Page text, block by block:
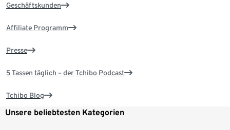
Geschäftskunden
Affiliate Programm
Presse
5 Tassen täglich – der Tchibo Podcast
Tchibo Blog
Unsere beliebtesten Kategorien